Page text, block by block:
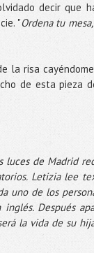
decir que
"Ordena tu
la risa
de esta pieza
de Madrid
Letizia lee
uno de los
Después
la vida de su